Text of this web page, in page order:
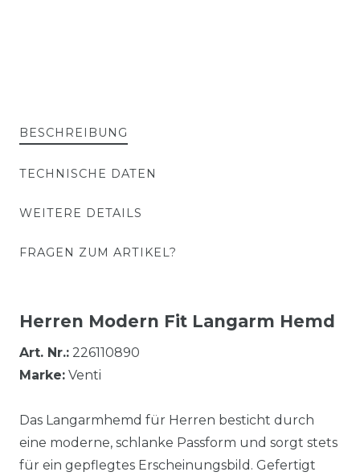
BESCHREIBUNG
TECHNISCHE DATEN
WEITERE DETAILS
FRAGEN ZUM ARTIKEL?
Herren Modern Fit Langarm Hemd
Art. Nr.: 226110890
Marke: Venti
Das Langarmhemd für Herren besticht durch
eine moderne, schlanke Passform und sorgt stets
für ein gepflegtes Erscheinungsbild. Gefertigt